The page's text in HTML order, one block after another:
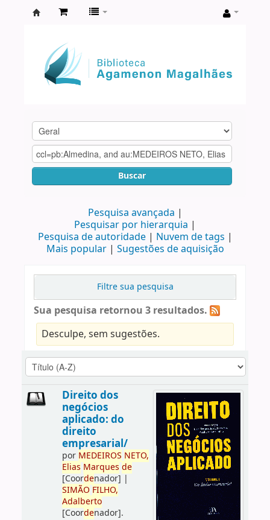
Agamenon
Magalhães
Buscar
Pesquisa avançada
Pesquisar por hierarquia
Pesquisa de autoridade
Nuvem de tags
Mais popular
Sugestões de aquisição
Filtre sua pesquisa
Sua pesquisa retornou 3 resultados.
Desculpe, sem sugestões.
Direito dos
negócios
aplicado: do
direito
empresarial/
por MEDEIROS NETO,
Elias Marques de
[Coordenador] |
SIMÃO FILHO,
Adalberto
[Coordenador].